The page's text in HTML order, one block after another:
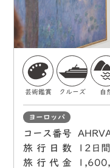
芸術鑑賞 クルーズ 自
ヨーロッパ
コース番号
旅行日数
12日間
旅行代金